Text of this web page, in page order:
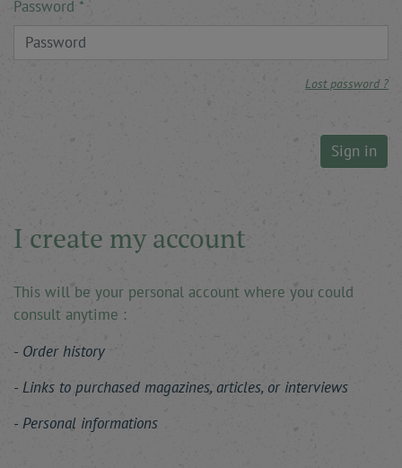
Password
Lost password ?
Sign in
I create my account
This will be your personal account where you could
consult anytime :
Order history
Links to purchased magazines, articles, or interviews
Personal informations